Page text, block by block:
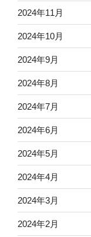
2024年11月
2024年10月
2024年9月
2024年8月
2024年7月
2024年6月
2024年5月
2024年4月
2024年3月
2024年2月